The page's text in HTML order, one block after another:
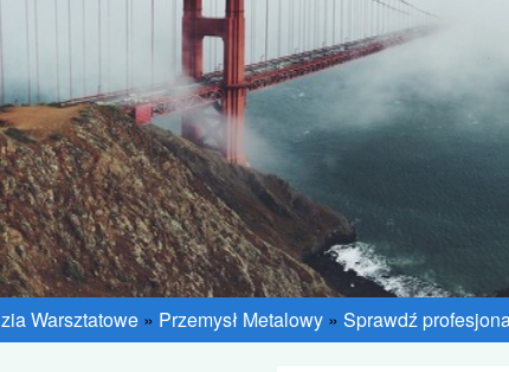
Warsztatowe» Przemysł Metalowy» Sprawdź